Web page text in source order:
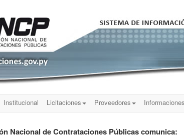
Institucional Licitaciones Proveedores Informaciones
Nacional de Contrataciones Públicas comunica: